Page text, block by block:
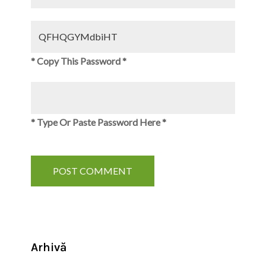
* Copy This Password *
* Type Or Paste Password Here *
Arhivă